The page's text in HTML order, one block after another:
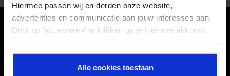
Hiermee passen wij en derden onze website,
advertenties en communicatie aan jouw interesses aan.
Door op 'accepteren' te klikken ga je hiermee akkoord.
er meer over in onsprivacy beleid.
Alle cookies toestaan
ZO T/M VR VOOR 21.30 BESTELD, MORGEN IN HUIS